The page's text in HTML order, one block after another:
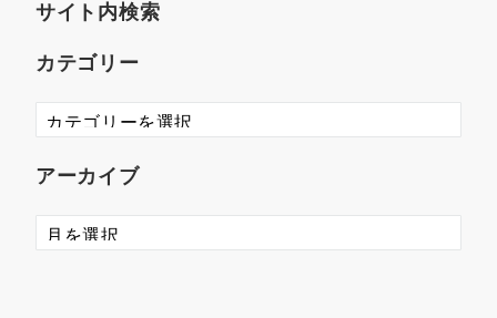
サイト内検索
カテゴリー
アーカイブ